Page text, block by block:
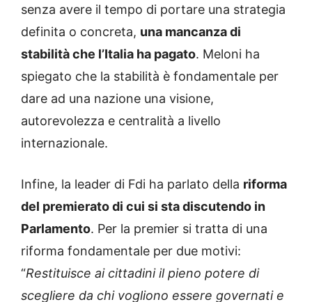
senza avere il tempo di portare una strategia
definita o concreta, una mancanza di
stabilità che l’Italia ha pagato. Meloni ha
spiegato che la stabilità è fondamentale per
dare ad una nazione una visione,
autorevolezza e centralità a livello
internazionale.
Infine, la leader di Fdi ha parlato della riforma
del premierato di cui si sta discutendo in
Parlamento. Per la premier si tratta di una
riforma fondamentale per due motivi:
“Restituisce ai cittadini il pieno potere di
scegliere da chi vogliono essere governati e